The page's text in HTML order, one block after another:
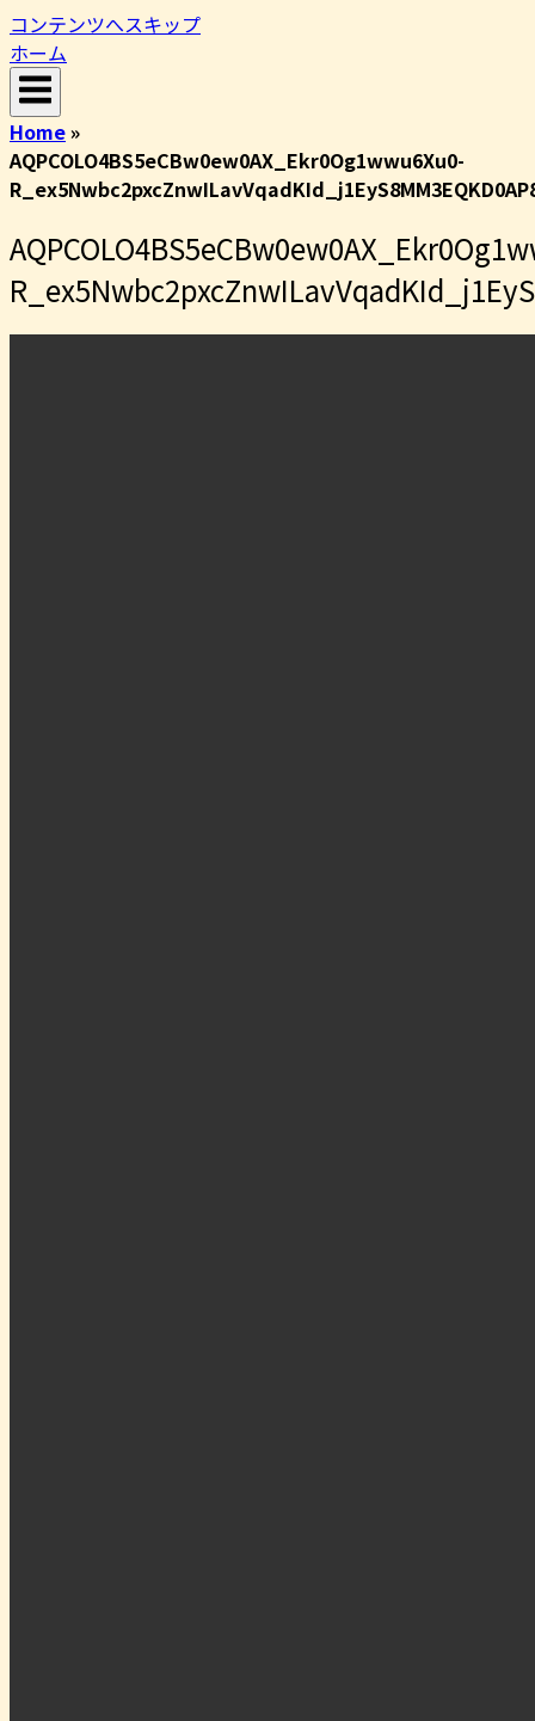
コンテンツへスキップ
ホーム
Home»
AQPCOLO4BS5eCBw0ew0AX_Ekr0Og1wwu6Xu0-